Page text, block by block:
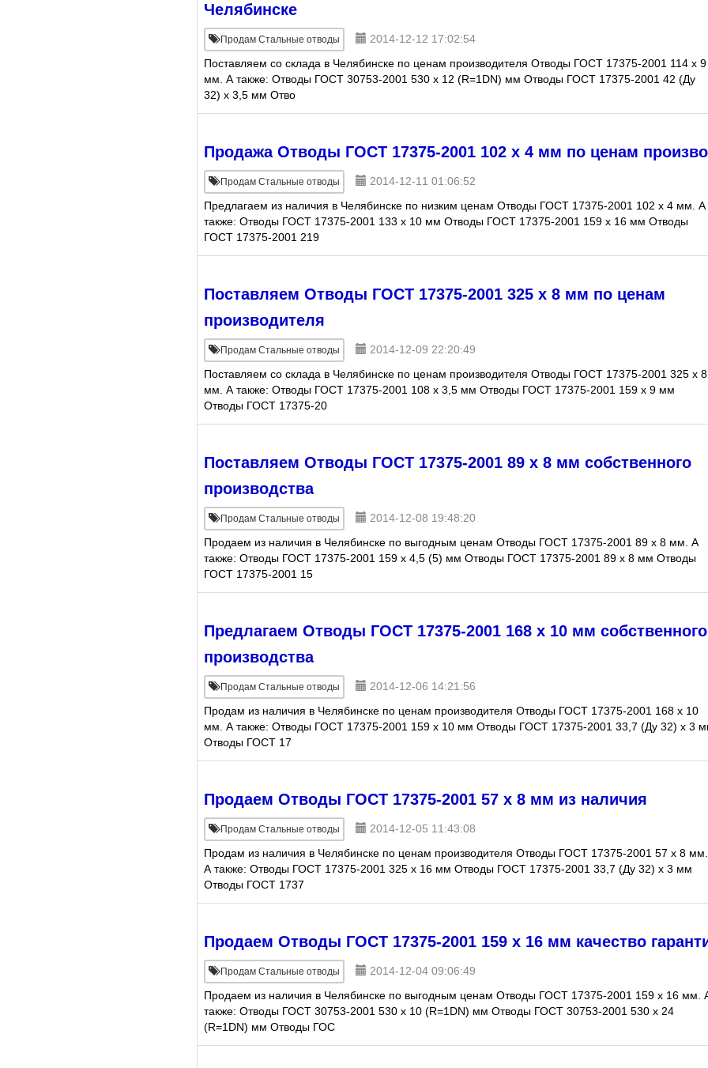
Челябинске
Продам Стальные отводы
2014-12-12 17:02:54
Поставляем со склада в Челябинске по ценам производителя Отводы ГОСТ 17375-2001 114 х 9
мм. А также: Отводы ГОСТ 30753-2001 530 х 12 (R=1DN) мм Отводы ГОСТ 17375-2001 42 (Ду
32) х 3,5 мм Отво
Продажа Отводы ГОСТ 17375-2001 102 х 4 мм по ценам
Продам Стальные отводы
2014-12-11 01:06:52
Предлагаем из наличия в Челябинске по низким ценам Отводы ГОСТ 17375-2001 102 х 4 мм. А
также: Отводы ГОСТ 17375-2001 133 х 10 мм Отводы ГОСТ 17375-2001 159 х 16 мм Отводы
ГОСТ 17375-2001 219
Поставляем Отводы ГОСТ 17375-2001 325 х 8 мм по ценам
производителя
Продам Стальные отводы
2014-12-09 22:20:49
Поставляем со склада в Челябинске по ценам производителя Отводы ГОСТ 17375-2001 325 х 8
мм. А также: Отводы ГОСТ 17375-2001 108 х 3,5 мм Отводы ГОСТ 17375-2001 159 х 9 мм
Отводы ГОСТ 17375-20
Поставляем Отводы ГОСТ 17375-2001 89 х 8 мм собственного
производства
Продам Стальные отводы
2014-12-08 19:48:20
Продаем из наличия в Челябинске по выгодным ценам Отводы ГОСТ 17375-2001 89 х 8 мм. А
также: Отводы ГОСТ 17375-2001 159 х 4,5 (5) мм Отводы ГОСТ 17375-2001 89 х 8 мм Отводы
ГОСТ 17375-2001 15
Предлагаем Отводы ГОСТ 17375-2001 168 х 10 мм собственного
производства
Продам Стальные отводы
2014-12-06 14:21:56
Продам из наличия в Челябинске по ценам производителя Отводы ГОСТ 17375-2001 168 х 10
мм. А также: Отводы ГОСТ 17375-2001 159 х 10 мм Отводы ГОСТ 17375-2001 33,7 (Ду 32) х 3
Отводы ГОСТ 17
Продаем Отводы ГОСТ 17375-2001 57 х 8 мм из наличия
Продам Стальные отводы
2014-12-05 11:43:08
Продам из наличия в Челябинске по ценам производителя Отводы ГОСТ 17375-2001 57 х 8 мм.
А также: Отводы ГОСТ 17375-2001 325 х 16 мм Отводы ГОСТ 17375-2001 33,7 (Ду 32) х 3 мм
Отводы ГОСТ 1737
Продаем Отводы ГОСТ 17375-2001 159 х 16 мм качество
Продам Стальные отводы
2014-12-04 09:06:49
Продаем из наличия в Челябинске по выгодным ценам Отводы ГОСТ 17375-2001 159 х 16 мм.
также: Отводы ГОСТ 30753-2001 530 х 10 (R=1DN) мм Отводы ГОСТ 30753-2001 530 х 24
(R=1DN) мм Отводы ГОС